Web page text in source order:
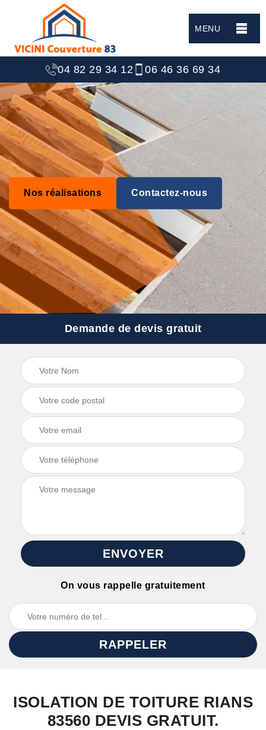
MENU
04 82 29 34 12 06 46 36 69 34
Nos réalisations Contactez-nous
Demande de devis gratuit
On vous rappelle gratuitement
ISOLATION DE TOITURE RIANS
83560 DEVIS GRATUIT.